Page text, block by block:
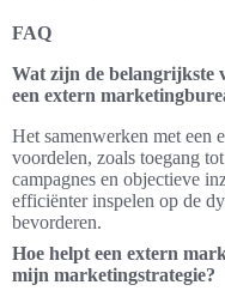
FAQ
Wat zijn de belangrijkste
een extern
Het samenwerken met een
voordelen, zoals toegang
campagnes en objectieve
efficiënter inspelen op de
bevorderen.
Hoe helpt een extern
mijn marketingstrategie?